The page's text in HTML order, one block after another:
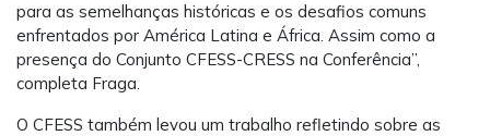
para as semelhanças históricas e os desafios comuns
enfrentados por América Latina e África. Assim como a
presença do Conjunto CFESS-CRESS na Conferência”,
completa Fraga.
O CFESS também levou um trabalho refletindo sobre as